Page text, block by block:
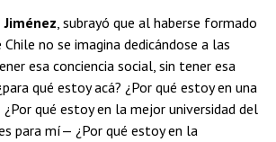
, subrayó que al haberse formado
no se imagina dedicándose a las
esa conciencia social, sin tener esa
qué estoy acá? ¿Por qué estoy en una
¿Por qué estoy en la mejor universidad del
para mí— ¿Por qué estoy en la